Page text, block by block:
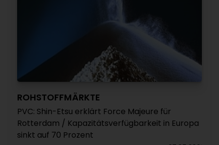
ROHSTOFFMÄRKTE
PVC: Shin-Etsu erklärt Force Majeure für
Rotterdam / Kapazitätsverfügbarkeit in Europa
sinkt auf 70 Prozent